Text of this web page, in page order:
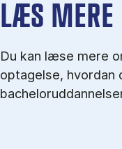
LÆS MERE
Du kan læse mere
optagelse, hvordan